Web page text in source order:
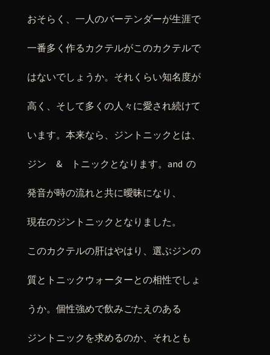
おそらく、一人のバーテンダーが生涯で
一番多く作るカクテルがこのカクテルで
はないでしょうか。それくらい知名度が
高く、そして多くの人々に愛され続けて
います。本来なら、ジントニックとは、
ジン & トニックとなります。and の
発音が時の流れと共に曖昧になり、
現在のジントニックとなりました。
このカクテルの肝はやはり、選ぶジンの
質とトニックウォーターとの相性でしょ
うか。個性強めで飲みごたえのある
ジントニックを求めるのか、それとも